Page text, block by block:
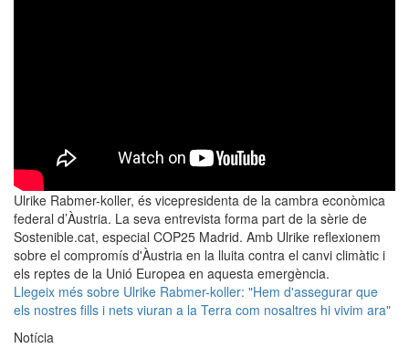
Ulrike Rabmer-koller, és vicepresidenta de la cambra econòmica
federal d’Àustria. La seva entrevista forma part de la sèrie de
Sostenible.cat, especial COP25 Madrid. Amb Ulrike reflexionem
sobre el compromís d'Àustria en la lluita contra el canvi climàtic i
els reptes de la Unió Europea en aquesta emergència.
Llegeix més sobre Ulrike Rabmer-koller: "Hem d'assegurar que
els nostres fills i nets viuran a la Terra com nosaltres hi vivim ara"
Notícia